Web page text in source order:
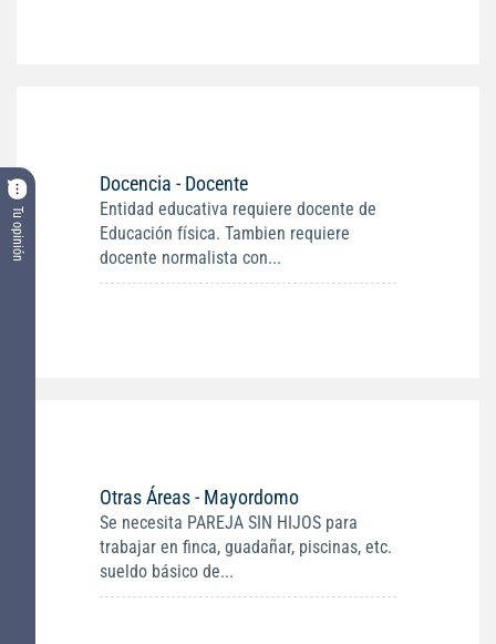
Tu opinión
Docencia - Docente
Entidad educativa requiere docente de
Educación física. Tambien requiere
docente normalista con...
Otras Áreas - Mayordomo
Se necesita PAREJA SIN HIJOS para
trabajar en finca, guadañar, piscinas, etc.
sueldo básico de...